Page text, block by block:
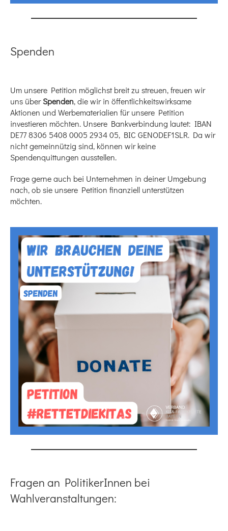
Spenden
Um unsere Petition möglichst breit zu streuen, freuen wir
uns überSpenden, die wir in öffentlichkeitswirksame
Aktionen und Werbematerialien für unsere Petition
investieren möchten. Unsere Bankverbindung lautet: IBAN
DE77 8306 5408 0005 2934 05, BIC GENODEF1SLR. Da wir
nicht gemeinnützig sind, können wir keine
Spendenquittungen ausstellen.
Frage gerne auch bei Unternehmen in deiner Umgebung
nach, ob sie unsere Petition finanziell unterstützen
möchten.
Fragen an PolitikerInnen bei
Wahlveranstaltungen: